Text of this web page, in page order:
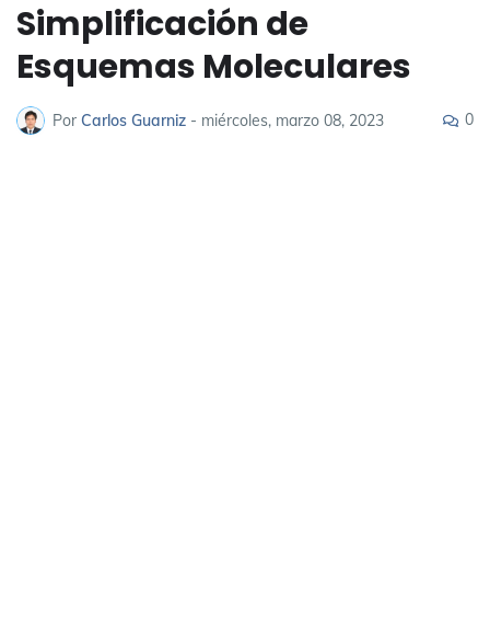
Simplificación de
Esquemas Moleculares
Por Carlos Guarniz - miércoles, marzo 08, 2023 0